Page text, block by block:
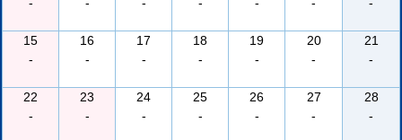
-
-
-
-
-
-
-
15
-
16
-
17
-
18
-
19
-
20
-
21
-
22
-
23
-
24
-
25
-
26
-
27
-
28
-